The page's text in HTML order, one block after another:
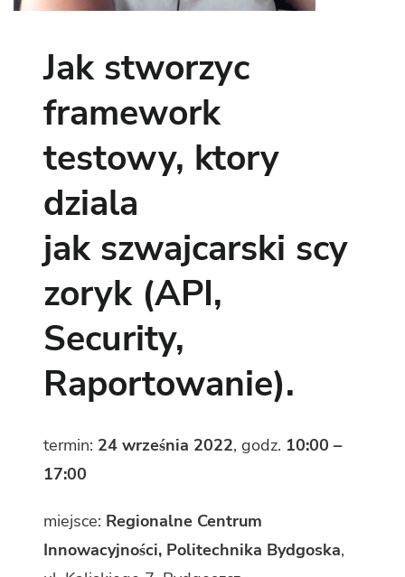
Jak stworzyc
framework
testowy, ktory
dziala
jak szwajcarski scy
zoryk (API,
Security,
Raportowanie).
termin: 24 września 2022, godz. 10:00 –
17:00
miejsce: Regionalne Centrum
Innowacyjności, Politechnika Bydgoska,